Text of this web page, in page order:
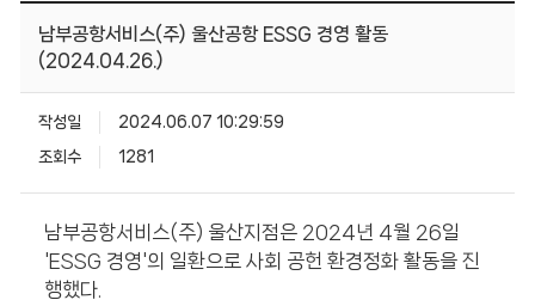
남부공항서비스(주) 울산공항 ESSG 경영 활동
(2024.04.26.)
작성일 2024.06.07 10:29:59
조회수 1281
남부공항서비스(주) 울산지점은 2024년 4월 26일
'ESSG 경영'의 일환으로 사회 공헌 환경정화 활동을 진
행했다.